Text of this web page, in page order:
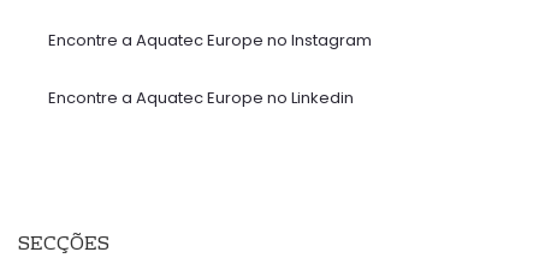
Encontre a Aquatec Europe no Instagram
Encontre a Aquatec Europe no Linkedin
SECÇÕES